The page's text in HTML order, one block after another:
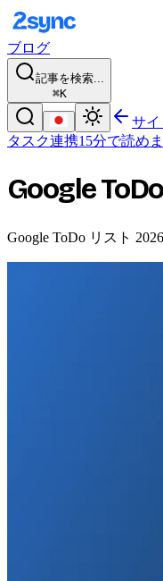
ブログ
記事を検索...
⌘K
サイ
タスク連携15分で読め
Google
Google ToDo リスト